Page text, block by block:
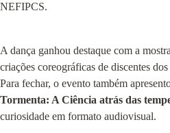
NEFIPCS.
A dança ganhou destaque com a mostra
criações coreográficas de discentes
Para fechar, o evento também
Tormenta: A Ciência atrás das
curiosidade em formato audiovisual.